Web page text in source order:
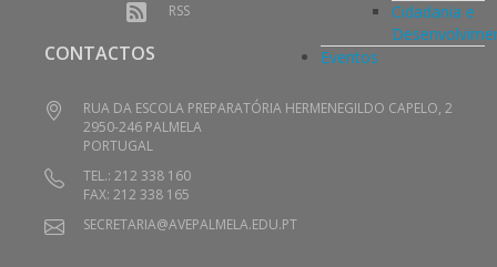
Cidadania e
Eventos
RSS
CONTACTOS
RUA DA ESCOLA PREPARATÓRIA HERMENEGILDO CAPELO, 2
2950-246 PALMELA
PORTUGAL
TEL.: 212 338 160
FAX: 212 338 165
SECRETARIA@AVEPALMELA.EDU.PT